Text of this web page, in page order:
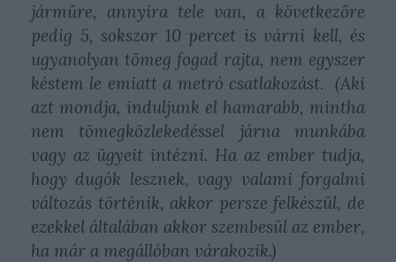
járműre, annyira tele van, a következőre
pedig 5, sokszor 10 percet is várni kell, és
ugyanolyan tömeg fogad rajta, nem egyszer
késtem le emiatt a metró csatlakozást. (Aki
azt mondja, induljunk el hamarabb, mintha
nem tömegközlekedéssel járna munkába
vagy az ügyeit intézni. Ha az ember tudja,
hogy dugók lesznek, vagy valami forgalmi
változás történik, akkor persze felkészül, de
ezekkel általában akkor szembesül az ember,
ha már a megállóban várakozik.)